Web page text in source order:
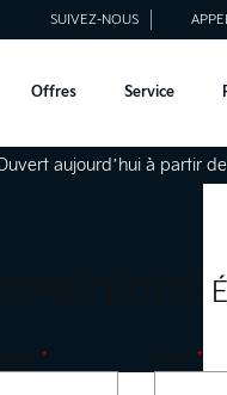
SUIVEZ-NOUS
Offres Service
aujourd’hui à partir
NOTRE
* Nom*